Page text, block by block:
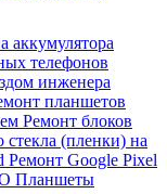
аккумулятора
телефонов
инженера
планшетов
Ремонт блоков
(пленки) на
Ремонт Google Pixel
Планшеты